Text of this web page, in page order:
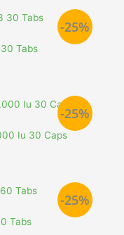
-25%
Tabs
-25%
Iu 30 Caps
-25%
Tabs